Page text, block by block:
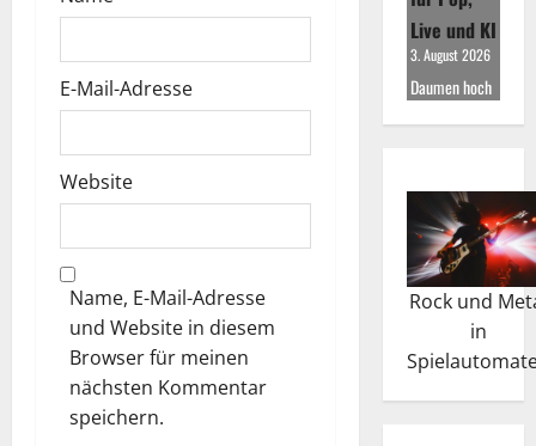
E-Mail-Adresse
Website
Name, E-Mail-Adresse
und Website in diesem
Browser für meinen
nächsten Kommentar
speichern.
Live und KI
3. August 2026
Daumen hoch
Rock und
in